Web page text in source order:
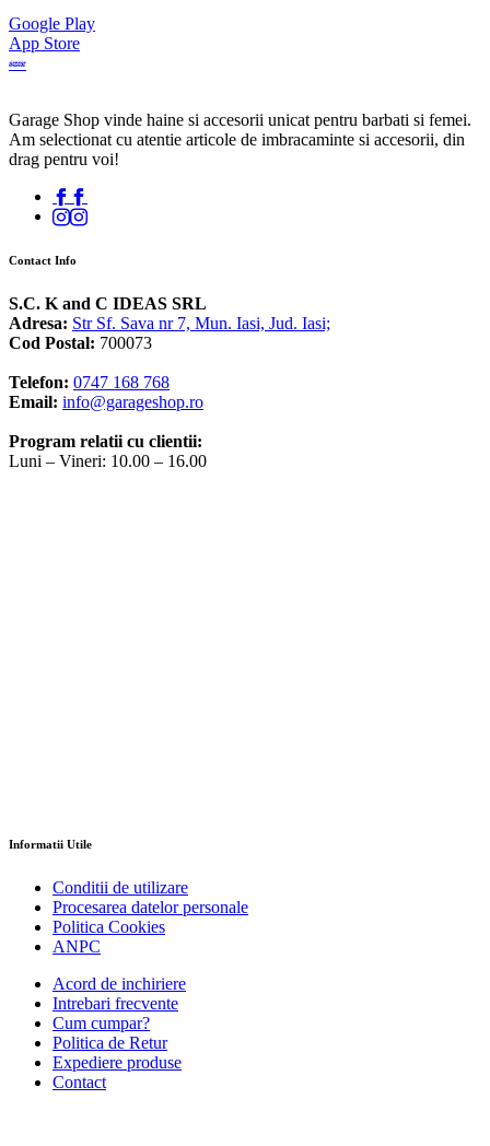
Google Play
App Store
Garage Shop vinde haine si accesorii unicat pentru barbati si femei.
Am selectionat cu atentie articole de imbracaminte si accesorii, din
drag pentru voi!
Contact Info
S.C. K and C IDEAS SRL
Adresa: Str Sf. Sava nr 7, Mun. Iasi, Jud. Iasi;
Cod Postal: 700073
Telefon: 0747 168 768
Email: info@garageshop.ro
Program relatii cu clientii:
Luni – Vineri: 10.00 – 16.00
Informatii Utile
Conditii de utilizare
Procesarea datelor personale
Politica Cookies
ANPC
Acord de inchiriere
Intrebari frecvente
Cum cumpar?
Politica de Retur
Expediere produse
Contact